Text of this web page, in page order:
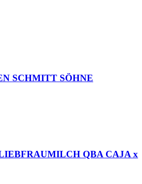
SCHMITT SÖHNE
QBA CAJA x